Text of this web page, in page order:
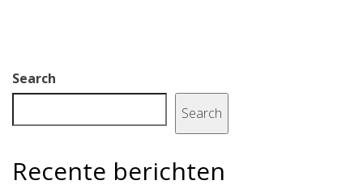
Search
Search
Recente berichten